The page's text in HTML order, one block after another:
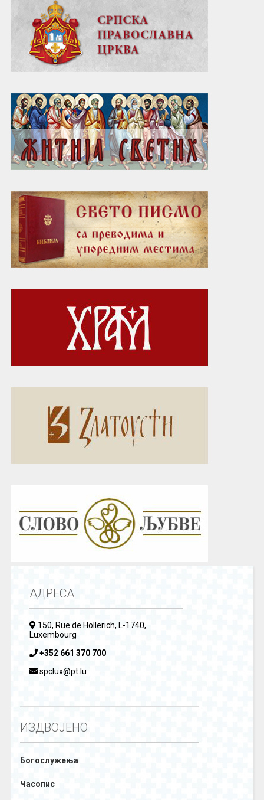
АДРЕСА
150, Rue de Hollerich, L-1740,
Luxembourg
+352 661 370 700
spclux@pt.lu
ИЗДВОЈЕНО
Богослужења
Часопис